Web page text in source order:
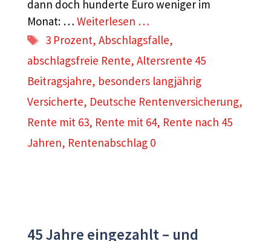
dann doch hunderte Euro weniger im
Monat: … Weiterlesen …
Schlagwörter
3 Prozent,Abschlagsfalle,
abschlagsfreie Rente, Altersrente 45
Beitragsjahre, besonders langjährig
Versicherte, Deutsche Rentenversicherung,
Rente mit 63, Rente mit 64, Rente nach 45
Jahren, Rentenabschlag 0
45 Jahre eingezahlt – und